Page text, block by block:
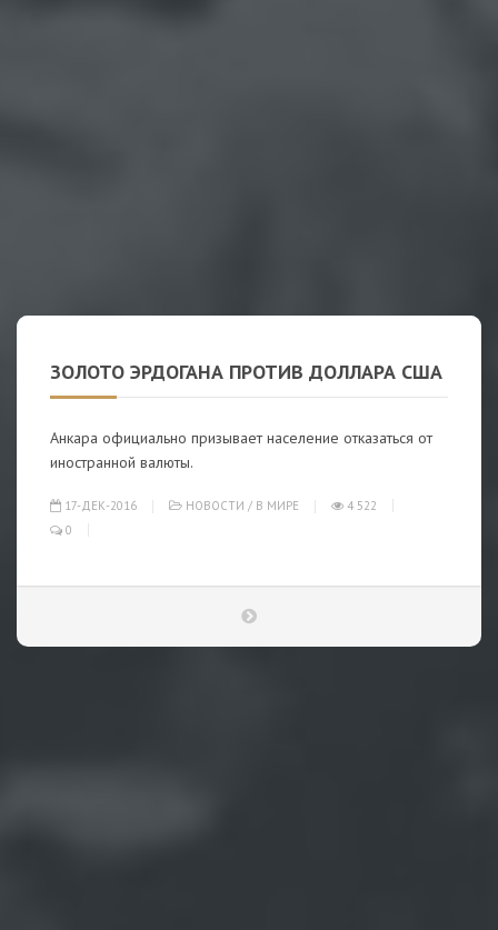
ЗОЛОТО ЭРДОГАНА ПРОТИВ ДОЛЛАРА США
Анкара официально призывает население отказаться от
иностранной валюты.
17-ДЕК-2016 НОВОСТИ / В МИРЕ
4 522
0